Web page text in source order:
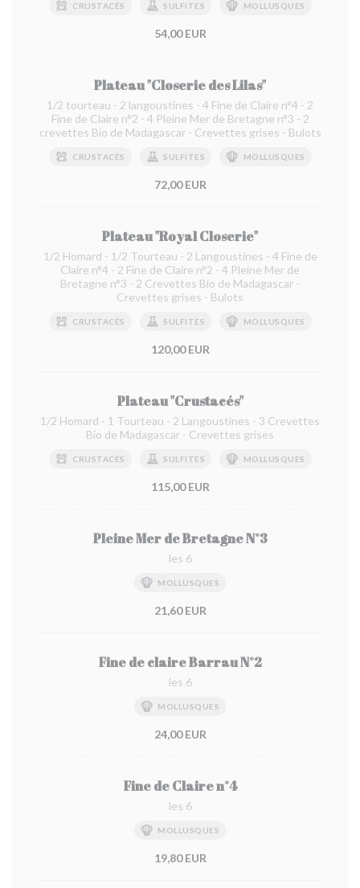
CRUSTACÉS SULFITES MOLLUSQUES
54,00 EUR
Plateau "Closerie des Lilas"
1/2 tourteau - 2 langoustines - 4 Fine de Claire n°4 - 2
Fine de Claire n°2 - 4 Pleine Mer de Bretagne n°3 - 2
crevettes Bio de Madagascar - Crevettes grises - Bulots
CRUSTACÉS SULFITES MOLLUSQUES
72,00 EUR
Plateau "Royal Closerie"
1/2 Homard - 1/2 Tourteau - 2 Langoustines - 4 Fine de
Claire n°4 - 2 Fine de Claire n°2 - 4 Pleine Mer de
Bretagne n°3 - 2 Crevettes Bio de Madagascar -
Crevettes grises - Bulots
CRUSTACÉS SULFITES MOLLUSQUES
120,00 EUR
Plateau "Crustacés"
1/2 Homard - 1 Tourteau - 2 Langoustines - 3 Crevettes
Bio de Madagascar - Crevettes grises
CRUSTACÉS SULFITES MOLLUSQUES
115,00 EUR
Pleine Mer de Bretagne N°3
les 6
MOLLUSQUES
21,60 EUR
Fine de claire Barrau N°2
les 6
MOLLUSQUES
24,00 EUR
Fine de Claire n°4
les 6
MOLLUSQUES
19,80 EUR